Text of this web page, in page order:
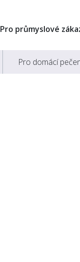
Pro průmyslové
Pro domácí